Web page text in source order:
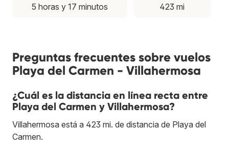
5 horas y 17 minutos
423 mi
Preguntas frecuentes sobre vuelos
Playa del Carmen - Villahermosa
¿Cuál es la distancia en línea recta entre
Playa del Carmen y Villahermosa?
Villahermosa está a 423 mi. de distancia de Playa del
Carmen.